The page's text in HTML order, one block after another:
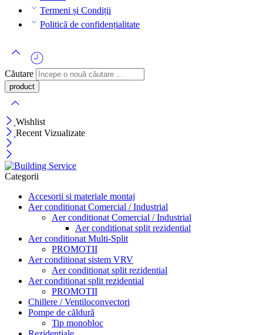
Termeni și Condiții
Politică de confidențialitate
Căutare
Wishlist
Recent Vizualizate
Categorii
Accesorii si materiale montaj
Aer conditionat Comercial / Industrial
Aer conditionat Comercial / Industrial
Aer conditionat split rezidential
Aer conditionat Multi-Split
PROMOTII
Aer conditionat sistem VRV
Aer conditionat split rezidential
Aer conditionat split rezidential
PROMOTII
Chillere / Ventiloconvectori
Pompe de căldură
Tip monobloc